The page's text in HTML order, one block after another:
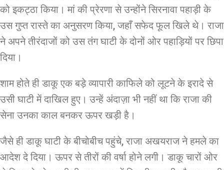
को इकट्ठा किया। मां की प्रेरणा से उन्होंने सिरनावा पहाड़ी के
उस गुप्त रास्ते का अनुसरण किया, जहाँ सफेद फूल खिले थे। राजा
ने अपने तीरंदाजों को उस तंग घाटी के दोनों ओर पहाड़ियों पर छिपा
दिया।
शाम होते ही डाकू एक बड़े व्यापारी काफिले को लूटने के इरादे से
उसी घाटी में दाखिल हुए। उन्हें अंदाज़ा भी नहीं था कि राजा की
सेना उनका काल बनकर ऊपर खड़ी है।
जैसे ही डाकू घाटी के बीचोबीच पहुंचे, राजा अखयराज ने हमले का
आदेश दे दिया। ऊपर से तीरों की वर्षा होने लगी। डाकू चारों ओर